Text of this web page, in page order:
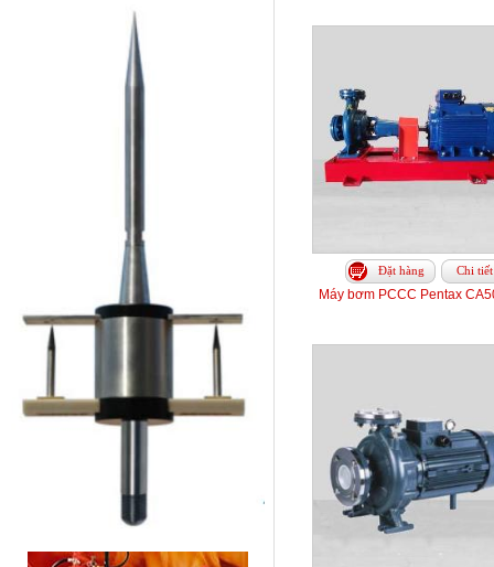
Đặt hàng Chi tiết
Máy bơm PCCC Pentax